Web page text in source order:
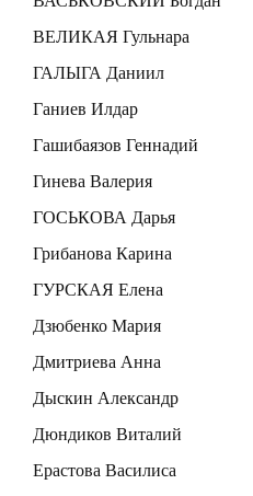
ВЕЛИКАЯ Гульнара
ГАЛЫГА Даниил
Ганиев Илдар
Гашибаязов Геннадий
Гинева Валерия
ГОСЬКОВА Дарья
Грибанова Карина
ГУРСКАЯ Елена
Дзюбенко Мария
Дмитриева Анна
Дыскин Александр
Дюндиков Виталий
Ерастова Василиса